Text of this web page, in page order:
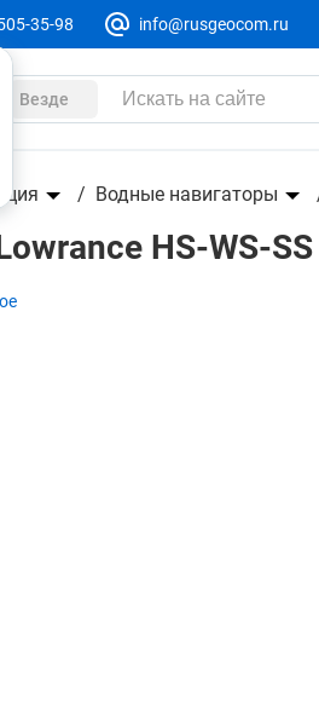
35-98 info@rusgeocom.ru
Везде
Водные навигаторы
HS-WS-SS
SS